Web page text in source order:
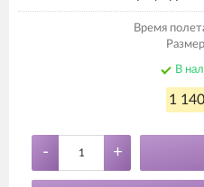
Время
В
1
- +